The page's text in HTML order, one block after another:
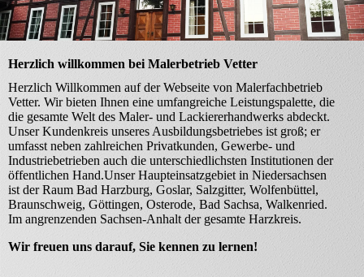
Herzlich willkommen bei Malerbetrieb Vetter
Herzlich Willkommen auf der Webseite von Malerfachbetrieb
Vetter. Wir bieten Ihnen eine umfangreiche Leistungspalette, die
die gesamte Welt des Maler- und Lackiererhandwerks abdeckt.
Unser Kundenkreis unseres Ausbildungsbetriebes ist groß; er
umfasst neben zahlreichen Privatkunden, Gewerbe- und
Industriebetrieben auch die unterschiedlichsten Institutionen der
öffentlichen Hand.Unser Haupteinsatzgebiet in Niedersachsen
ist der Raum Bad Harzburg, Goslar, Salzgitter, Wolfenbüttel,
Braunschweig, Göttingen, Osterode, Bad Sachsa, Walkenried.
Im angrenzenden Sachsen-Anhalt der gesamte Harzkreis.
Wir freuen uns darauf, Sie kennen zu lernen!